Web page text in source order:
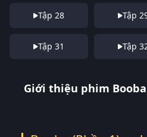
Tập 28 Tập
Tập 31 Tập
Giới thiệu phim Booba